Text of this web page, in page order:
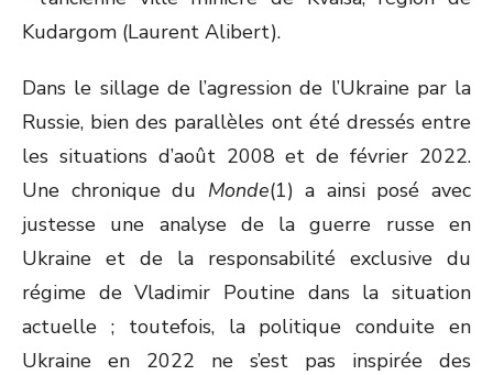
Dans le sillage de l’agression de l’Ukraine par la
Russie, bien des parallèles ont été dressés entre
les situations d’août 2008 et de février 2022.
Une chronique du Monde(1) a ainsi posé avec
justesse une analyse de la guerre russe en
Ukraine et de la responsabilité exclusive du
régime de Vladimir Poutine dans la situation
actuelle ; toutefois, la politique conduite en
Ukraine en 2022 ne s’est pas inspirée des